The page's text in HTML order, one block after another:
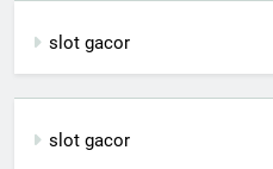
slot gacor
slot gacor